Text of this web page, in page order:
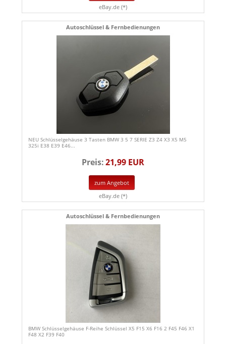
eBay.de (*)
Autoschlüssel & Fernbedienungen
NEU Schlüsselgehäuse 3 Tasten BMW 3 5 7 SERIE Z3 Z4 X3 X5 M5
325i E38 E39 E46...
Preis:21,99 EUR
zum Angebot
eBay.de (*)
Autoschlüssel & Fernbedienungen
BMW Schlüsselgehäuse F-Reihe Schlüssel X5 F15 X6 F16 2 F45 F46 X1
F48 X2 F39 F40